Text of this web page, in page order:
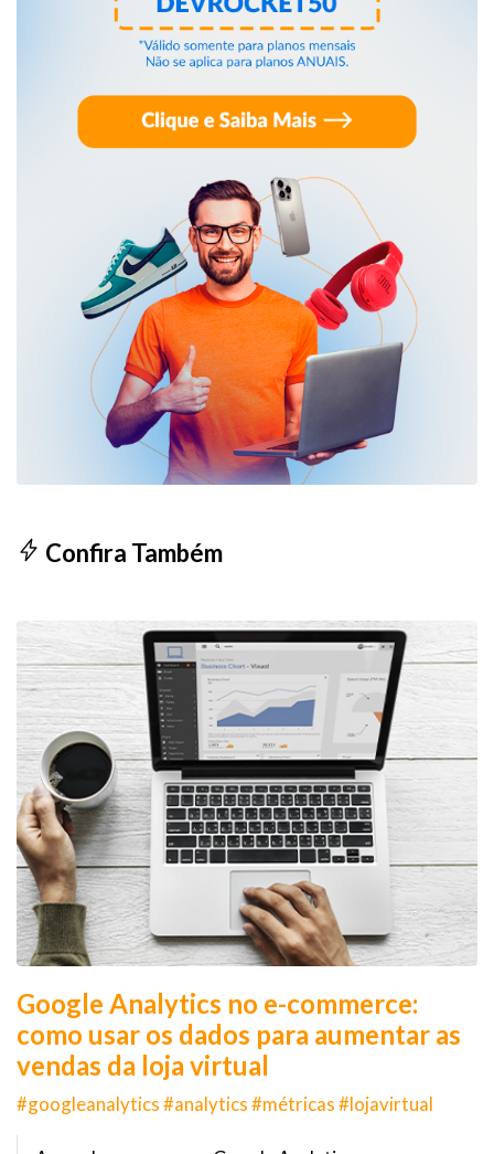
Confira Também
Google Analytics no e-commerce:
como usar os dados para aumentar as
vendas da loja virtual
#googleanalytics #analytics #métricas #lojavirtual